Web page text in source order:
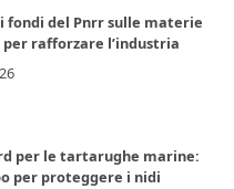
fondi del Pnrr sulle materie
rafforzare l’industria
per le tartarughe marine:
per proteggere i nidi